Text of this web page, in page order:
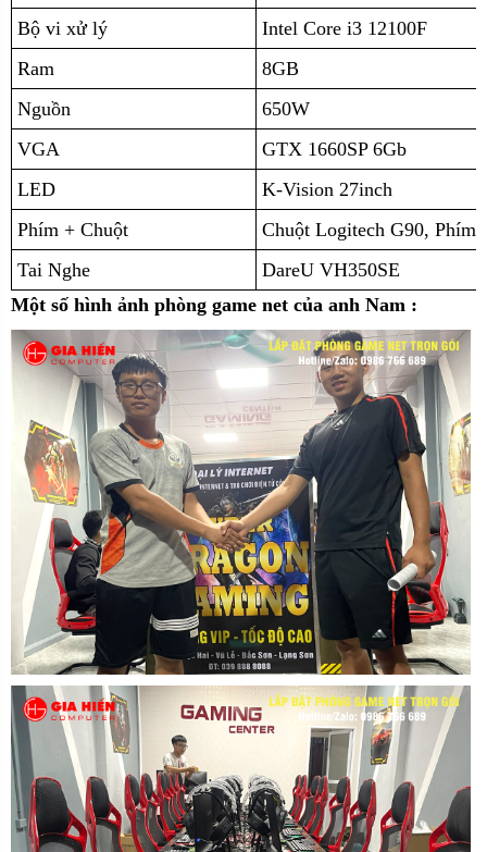
Bộ vi xử lý
Intel Core i3 12100F
Ram
8GB
Nguồn
650W
VGA
GTX 1660SP 6Gb
LED
K-Vision 27inch
Phím + Chuột
Chuột Logitech G90, Phím
Tai Nghe
DareU VH350SE
Một số hình ảnh phòng game net của anh Nam :